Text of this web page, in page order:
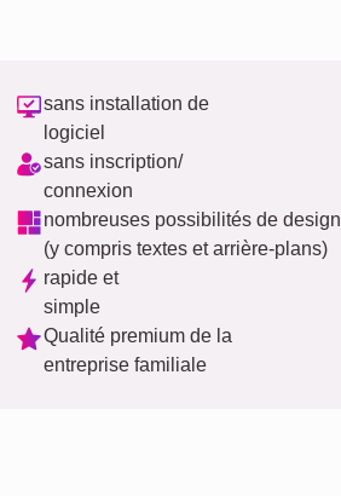
sans installation de
logiciel
sans inscription/
connexion
nombreuses possibilités de design
(y compris textes et arrière-plans)
rapide et
simple
Qualité premium de la
entreprise familiale